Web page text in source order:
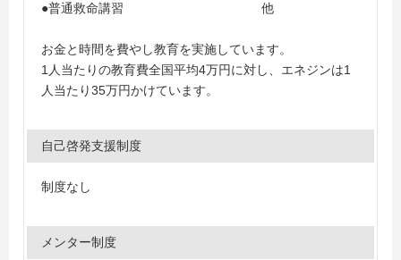
●普通救命講習 他
お金と時間を費やし教育を実施しています。
1人当たりの教育費全国平均4万円に対し、エネジンは1
人当たり35万円かけています。
自己啓発支援制度
制度なし
メンター制度